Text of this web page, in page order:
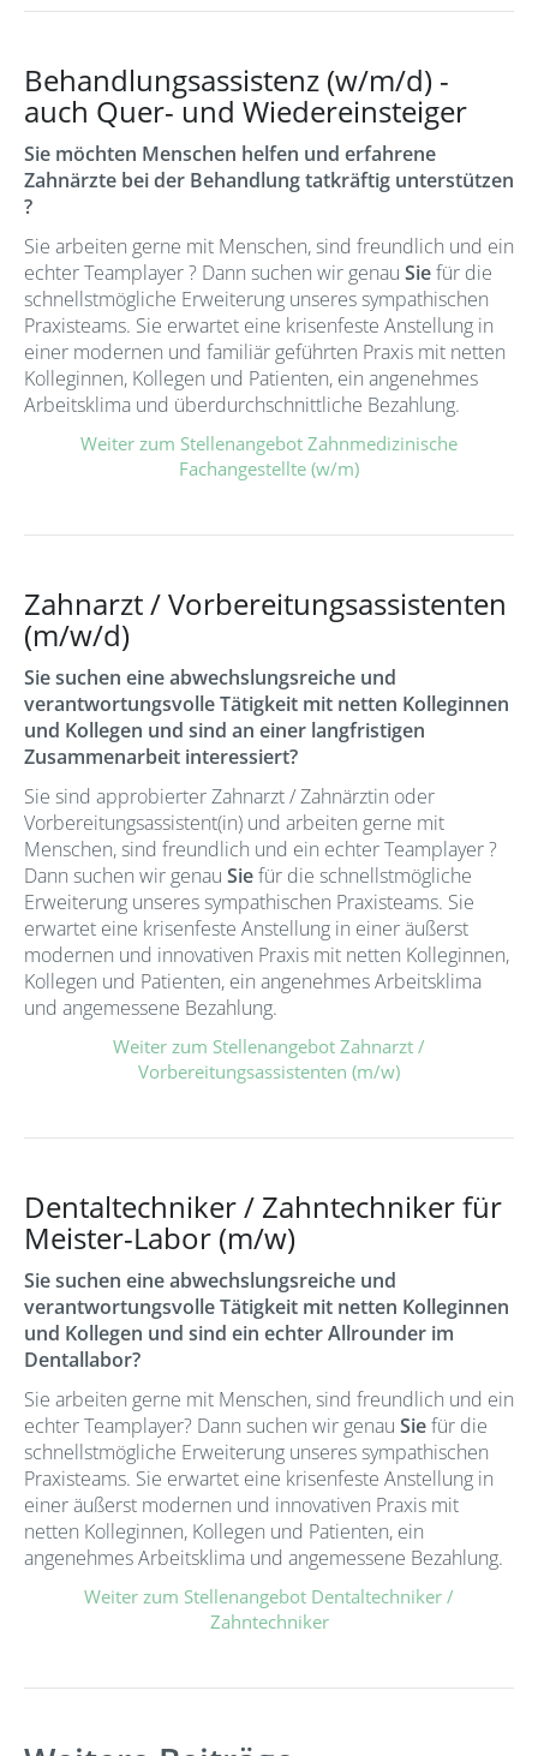
Behandlungsassistenz (w/m/d) -
auch Quer- und Wiedereinsteiger
Sie möchten Menschen helfen und erfahrene
Zahnärzte bei der Behandlung tatkräftig unterstützen
?
Sie arbeiten gerne mit Menschen, sind freundlich und ein
echter Teamplayer ? Dann suchen wir genau Siefür die
schnellstmögliche Erweiterung unseres sympathischen
Praxisteams. Sie erwartet eine krisenfeste Anstellung in
einer modernen und familiär geführten Praxis mit netten
Kolleginnen, Kollegen und Patienten, ein angenehmes
Arbeitsklima und überdurchschnittliche Bezahlung.
Weiter zum Stellenangebot Zahnmedizinische
Fachangestellte (w/m)
Zahnarzt / Vorbereitungsassistenten
(m/w/d)
Sie suchen eine abwechslungsreiche und
verantwortungsvolle Tätigkeit mit netten Kolleginnen
und Kollegen und sind an einer langfristigen
Zusammenarbeit interessiert?
Sie sind approbierter Zahnarzt / Zahnärztin oder
Vorbereitungsassistent(in) und arbeiten gerne mit
Menschen, sind freundlich und ein echter Teamplayer ?
Dann suchen wir genau Siefür die schnellstmögliche
Erweiterung unseres sympathischen Praxisteams. Sie
erwartet eine krisenfeste Anstellung in einer äußerst
modernen und innovativen Praxis mit netten Kolleginnen,
Kollegen und Patienten, ein angenehmes Arbeitsklima
und angemessene Bezahlung.
Weiter zum Stellenangebot Zahnarzt /
Vorbereitungsassistenten (m/w)
Dentaltechniker / Zahntechniker für
Meister-Labor (m/w)
Sie suchen eine abwechslungsreiche und
verantwortungsvolle Tätigkeit mit netten Kolleginnen
und Kollegen und sind ein echter Allrounder im
Dentallabor?
Sie arbeiten gerne mit Menschen, sind freundlich und ein
echter Teamplayer? Dann suchen wir genau Siefür die
schnellstmögliche Erweiterung unseres sympathischen
Praxisteams. Sie erwartet eine krisenfeste Anstellung in
einer äußerst modernen und innovativen Praxis mit
netten Kolleginnen, Kollegen und Patienten, ein
angenehmes Arbeitsklima und angemessene Bezahlung.
Weiter zum Stellenangebot Dentaltechniker /
Zahntechniker